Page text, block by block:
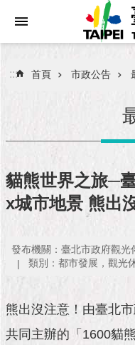
進
搜
民
服
務
府
團
隊
政
::: 首頁 市政公告
貓熊世界之旅─
x城市地景 熊出
發布機關：臺北市政府觀光
類別：都市發展，觀光
熊出沒注意！由臺北
共同主辦的「1600貓